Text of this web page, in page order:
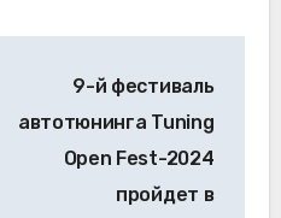
9-й фестиваль
автотюнинга Tuning
Open Fest-2024
пройдет в